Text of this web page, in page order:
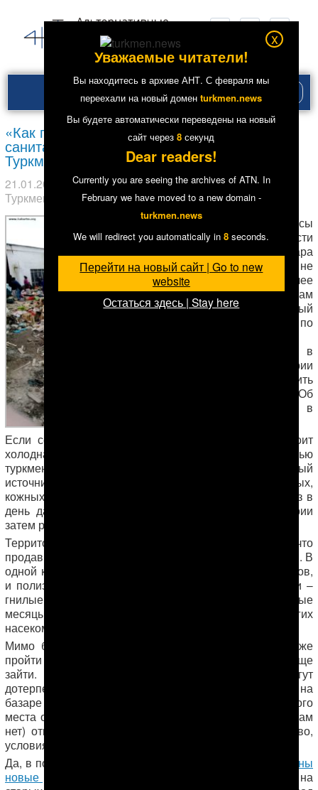
меню
«Как где-нибудь в Афганистане». О
санитарных условиях центрального рынка
Туркменабада
21.01.2019 в рубрикеГлавное,Общество. Метки:
Туркменабад
7794
В послеобеденные часы
в оптовой части
Зеленого базара
Туркменабадалучше не
находиться и тем более
ничего из продуктов там
не покупать. Постоянный
читатель АНТ, медик по
утверждает, что в
условиях антисанитарии
есть риск подхватить
какую-нибудь заразу. Об
этом – в письме в
Если сейчас это еще не так опасно – на улице стоит
холодная погода, то весной, летом и осенью
туркменабадский Зеленый базар – это реальный
источник различных заболеваний, в том числе кишечных,
кожных и дыхательных путей. Каждый житель хоть раз в
день да заходит на рынок, а это значит, что бактерии
затем распространяются по всему городу и области.
Территория вовремя не убирается, несмотря на то что
продавцы платят деньги за аренду торговых площадей. В
одной куче и органические отходы от овощей и фруктов,
и полиэтилен, и куски деревянных ящиков. Под ними –
гнилые остатки предыдущей подобной кучи. В теплые
месяцы это место привлекает полчища мух и других
насекомых, которые потом садятся на все съедобное.
Мимо базарного туалета в виде выгребной ямы даже
пройти нельзя, не говоря уже о том, чтобы туда вообще
зайти. И если привередливые покупатели могут
дотерпеть до дома, то у продавцов выбора нет – они на
базаре целый день. После посещения этого зловонного
места они этими же руками (кранов с водой и мыла там
нет) отвешивают нам фрукты и овощи. Честное слово,
условия, как где-нибудь в Афганистане!
Да, в последние годы в каждом велаяте были
построены
новые рынки
, созданы неплохие условия, но нужно и на
x
Уважаемые читатели!
Вы находитесь в архиве АНТ. С февраля мы
переехали на новый доменturkmen.news
Вы будете автоматически переведены на новый
сайт через7 секунд
Dear readers!
Currently you are seeing the archives of ATN. In
February we have moved to a new domain -
turkmen.news
We will redirect you automatically in7 seconds.
Перейти на новый сайт | Go to new
website
Остаться здесь | Stay here